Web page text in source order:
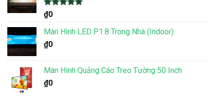
Được xếp
hạng
5 sao
₫0
Màn Hình LED P1.8 Trong Nhà (Indoor)
₫0
Màn Hình Quảng Cáo Treo Tường 50 Inch
₫0